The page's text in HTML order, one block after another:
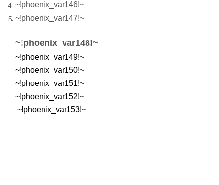
~!phoenix_var146!~
~!phoenix_var147!~
~!phoenix_var148!~
~!phoenix_var149!~
~!phoenix_var150!~
~!phoenix_var151!~
~!phoenix_var152!~
~!phoenix_var153!~